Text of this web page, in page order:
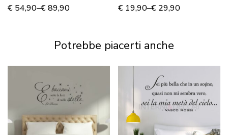
AEREI IN VOLO” –
€ 54,90–€89,90
WORRY, BE HAPPY!”
€ 19,90–€ 29,90
Potrebbe piacerti anche